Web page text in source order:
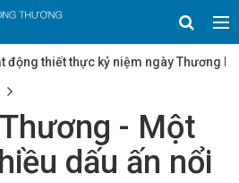
thiết thực kỷ niệm ngày Thương
công nghiệp Hà Tĩnh
tiêu biểu tỉnh Hà Tĩnh tham gia
OCOP Quảng Ngãi năm 2023
(ATVSLĐ) năm 2025
Hà
đặt điện mặt trời mái nhà
- Một
dấu ấn nổi